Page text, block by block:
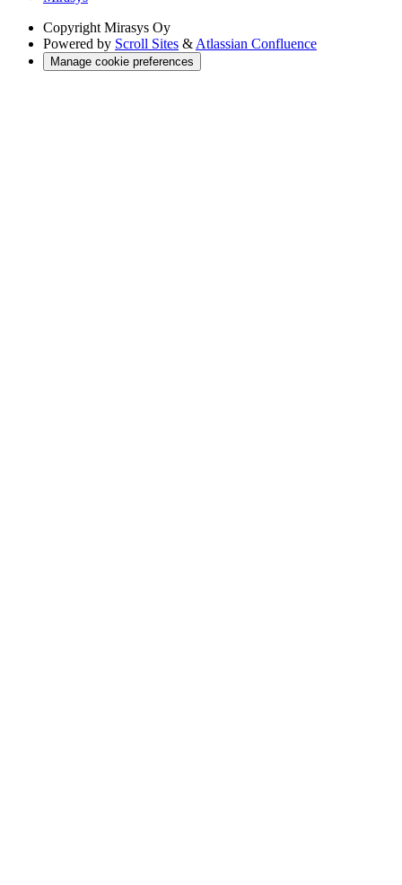
Copyright Mirasys Oy
Powered by Scroll Sites & Atlassian Confluence
Manage cookie preferences